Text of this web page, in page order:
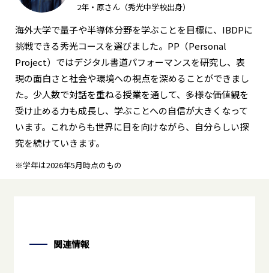
2年・原さん（秀光中学校出身）
海外大学で量子や半導体分野を学ぶことを目標に、IBDPに
挑戦できる秀光コースを選びました。PP（Personal
Project）ではデジタル書道パフォーマンスを研究し、表
現の面白さと社会や環境への視点を深めることができまし
た。少人数で対話を重ねる授業を通して、多様な価値観を
受け止める力も成長し、学ぶことへの自信が大きくなって
います。これからも世界に目を向けながら、自分らしい探
究を続けていきます。
※学年は2026年5月時点のもの
関連情報